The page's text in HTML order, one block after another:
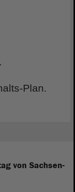
Plan.
von Sachsen-